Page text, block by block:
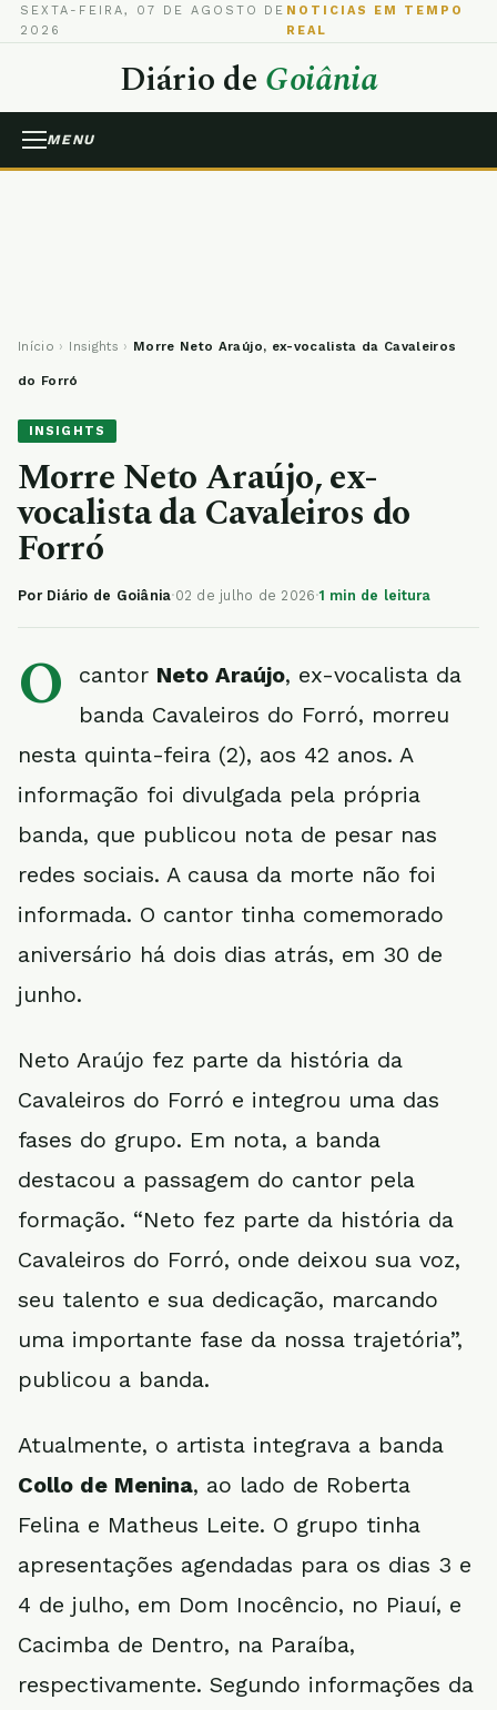
SEXTA-FEIRA, 07 DE AGOSTO DE
2026
NOTICIAS EM TEMPO
REAL
Diário deGoiânia
MENU
Início › Insights › Morre Neto Araújo, ex-vocalista da Cavaleiros
do Forró
INSIGHTS
Morre Neto Araújo, ex-
vocalista da Cavaleiros do
Forró
Por Diário de Goiânia·02 de julho de 2026·1 min de leitura
O cantor Neto Araújo, ex-vocalista da
banda Cavaleiros do Forró, morreu
nesta quinta-feira (2), aos 42 anos. A
informação foi divulgada pela própria
banda, que publicou nota de pesar nas
redes sociais. A causa da morte não foi
informada. O cantor tinha comemorado
aniversário há dois dias atrás, em 30 de
junho.
Neto Araújo fez parte da história da
Cavaleiros do Forró e integrou uma das
fases do grupo. Em nota, a banda
destacou a passagem do cantor pela
formação. “Neto fez parte da história da
Cavaleiros do Forró, onde deixou sua voz,
seu talento e sua dedicação, marcando
uma importante fase da nossa trajetória”,
publicou a banda.
Atualmente, o artista integrava a banda
Collo de Menina, ao lado de Roberta
Felina e Matheus Leite. O grupo tinha
apresentações agendadas para os dias 3 e
4 de julho, em Dom Inocêncio, no Piauí, e
Cacimba de Dentro, na Paraíba,
respectivamente. Segundo informações da